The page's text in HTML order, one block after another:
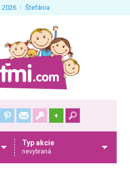
2026 Štefánia
+
Typ akcie
nevybraná